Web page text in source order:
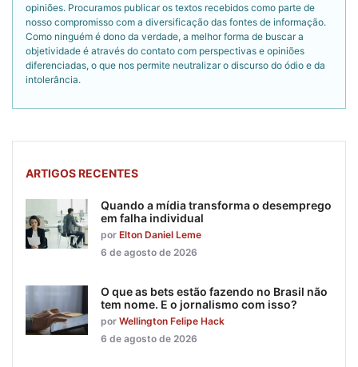
opiniões. Procuramos publicar os textos recebidos como parte de
nosso compromisso com a diversificação das fontes de informação.
Como ninguém é dono da verdade, a melhor forma de buscar a
objetividade é através do contato com perspectivas e opiniões
diferenciadas, o que nos permite neutralizar o discurso do ódio e da
intolerância.
ARTIGOS RECENTES
Quando a mídia transforma o desemprego
em falha individual
por Elton Daniel Leme
6 de agosto de 2026
O que as bets estão fazendo no Brasil não
tem nome. E o jornalismo com isso?
por Wellington Felipe Hack
6 de agosto de 2026